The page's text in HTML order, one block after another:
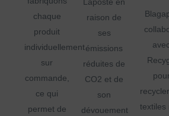
chaque
produit
individuellement
sur
commande,
ce qui
permet de
Laposte en
raison de
ses
émissions
réduites de
CO2 et de
son
dévouement
avec
pour
textiles